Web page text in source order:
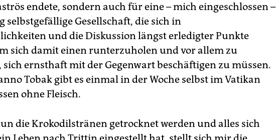
endete, sondern auch für eine – mich eingeschlossen –
selbstgefällige Gesellschaft, die sich in
und die Diskussion längst erledigter Punkte
sich damit einen runterzuholen und vor allem zu
sich ernsthaft mit der Gegenwart beschäftigen zu müssen.
Tobak gibt es einmal in der Woche selbst im Vatikan
ohne Fleisch.
die Krokodilstränen getrocknet werden und alles sich